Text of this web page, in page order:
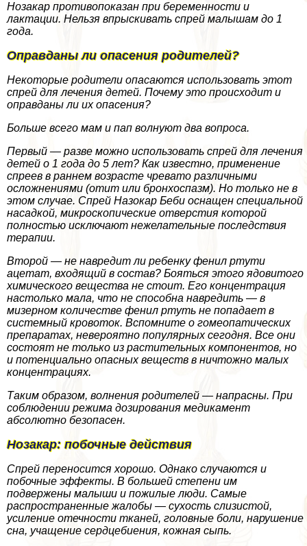
Нозакар противопоказан при беременности и
лактации. Нельзя впрыскивать спрей малышам до 1
года.
Оправданы ли опасения родителей?
Некоторые родители опасаются использовать этот
спрей для лечения детей. Почему это происходит и
оправданы ли их опасения?
Больше всего мам и пап волнуют два вопроса.
Первый — разве можно использовать спрей для лечения
детей о 1 года до 5 лет? Как известно, применение
спреев в раннем возрасте чревато различными
осложнениями (отит или бронхоспазм). Но только не в
этом случае. Спрей Назокар Беби оснащен специальной
насадкой, микроскопические отверстия которой
полностью исключают нежелательные последствия
терапии.
Второй — не навредит ли ребенку фенил ртути
ацетат, входящий в состав? Бояться этого ядовитого
химического вещества не стоит. Его концентрация
настолько мала, что не способна навредить — в
мизерном количестве фенил ртуть не попадает в
системный кровоток. Вспомните о гомеопатических
препаратах, невероятно популярных сегодня. Все они
состоят не только из растительных компонентов, но
и потенциально опасных веществ в ничтожно малых
концентрациях.
Таким образом, волнения родителей — напрасны. При
соблюдении режима дозирования медикамент
абсолютно безопасен.
Нозакар: побочные действия
Спрей переносится хорошо. Однако случаются и
побочные эффекты. В большей степени им
подвержены малыши и пожилые люди. Самые
распространенные жалобы — сухость слизистой,
усиление отечности тканей, головные боли, нарушение
сна, учащение сердцебиения, кожная сыпь.